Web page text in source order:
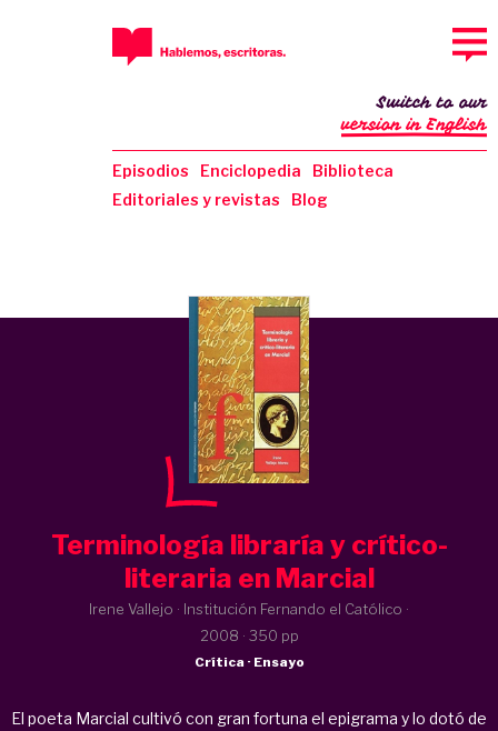
Episodios Enciclopedia
Biblioteca
Editoriales y revistas
Blog
Switch to our
version in English
Terminología libraría y crítico-
literaria en Marcial
Irene Vallejo · Institución Fernando el Católico ·
2008 · 350 pp
Crítica · Ensayo
El poeta Marcial cultivó con gran fortuna el epigrama y lo dotó de